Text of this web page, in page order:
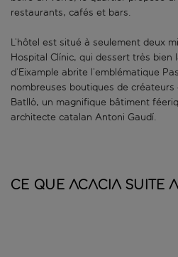
restaurants, cafés et bars.
L’hôtel est situé à seulement deux
Hospital Clínic, qui dessert très bien
d’Eixample abrite l’emblématique
nombreuses boutiques de
Batlló, un magnifique bâtiment
architecte catalan Antoni Gaudí.
Ce que Acacia